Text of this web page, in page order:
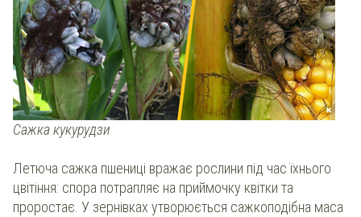
Сажка кукурудзи
Летюча сажка пшениці вражає рослини під час їхнього
цвітіння: спора потрапляє на приймочку квітки та
проростає. У зернівках утворюється сажкоподібна маса